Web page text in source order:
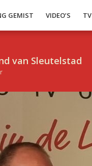
GEMIST VIDEO’S TV
van Sleutelstad